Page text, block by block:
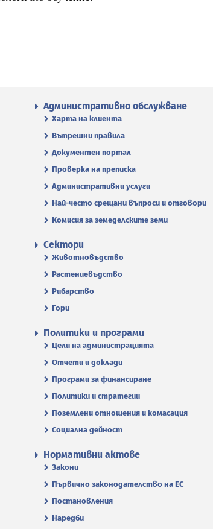
Административно обслужване
Харта на клиента
Вътрешни правила
Документен портал
Проверка на преписка
Административни услуги
Най-често срещани въпроси и отговори
Комисия за земеделските земи
Сектори
Животновъдство
Растениевъдство
Рибарство
Гори
Политики и програми
Цели на администрацията
Отчети и доклади
Програми за финансиране
Политики и стратегии
Поземлени отношения и комасация
Социална дейност
Нормативни актове
Закони
Първично законодателство на ЕС
Постановления
Наредби